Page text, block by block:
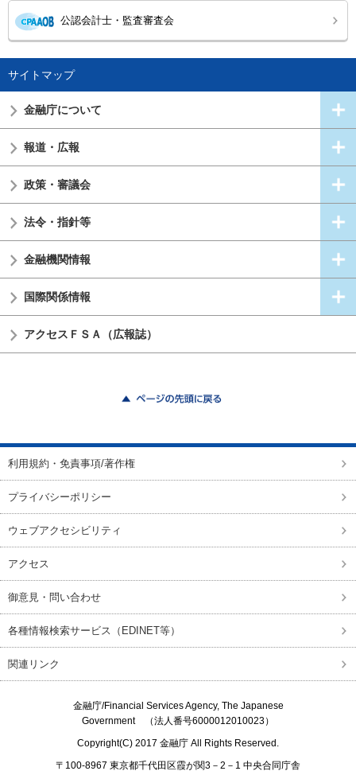
公認会計士・監査審査会
サイトマップ
金融庁について
報道・広報
政策・審議会
法令・指針等
金融機関情報
国際関係情報
アクセスＦＳＡ（広報誌）
利用規約・免責事項/著作権
プライバシーポリシー
ウェブアクセシビリティ
アクセス
御意見・問い合わせ
各種情報検索サービス（EDINET等）
関連リンク
金融庁/Financial Services Agency, The Japanese
Government（法人番号6000012010023）
Copyright(C) 2017 金融庁 All Rights Reserved.
〒100-8967 東京都千代田区霞が関3－2－1 中央合同庁舎